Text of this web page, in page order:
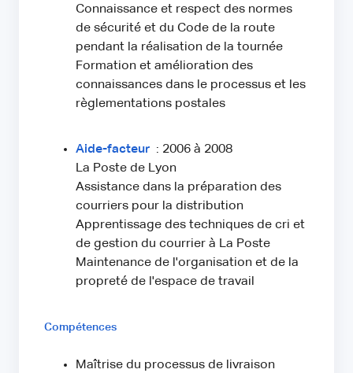
Connaissance et respect des normes
de sécurité et du Code de la route
pendant la réalisation de la tournée
Formation et amélioration des
connaissances dans le processus et les
règlementations postales
Aide-facteur : 2006 à 2008
La Poste de Lyon
Assistance dans la préparation des
courriers pour la distribution
Apprentissage des techniques de cri et
de gestion du courrier à La Poste
Maintenance de l'organisation et de la
propreté de l'espace de travail
Compétences
Maîtrise du processus de livraison